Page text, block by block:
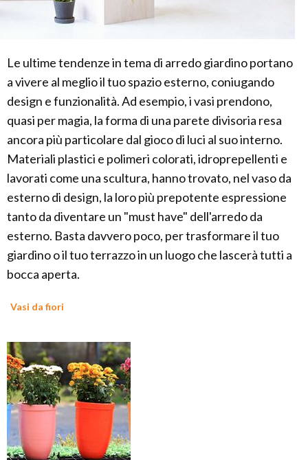
Le ultime tendenze in tema di arredo giardino portano
a vivere al meglio il tuo spazio esterno, coniugando
design e funzionalità. Ad esempio, i vasi prendono,
quasi per magia, la forma di una parete divisoria resa
ancora più particolare dal gioco di luci al suo interno.
Materiali plastici e polimeri colorati, idroprepellenti e
lavorati come una scultura, hanno trovato, nel vaso da
esterno di design, la loro più prepotente espressione
tanto da diventare un "must have" dell'arredo da
esterno. Basta davvero poco, per trasformare il tuo
giardino o il tuo terrazzo in un luogo che lascerà tutti a
bocca aperta.
Vasi da fiori